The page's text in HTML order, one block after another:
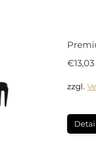
€13,03
zzgl.